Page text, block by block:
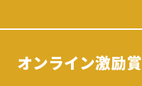
オンライン激励賞